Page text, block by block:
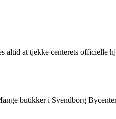
at tjekke centerets officielle
butikker i Svendborg